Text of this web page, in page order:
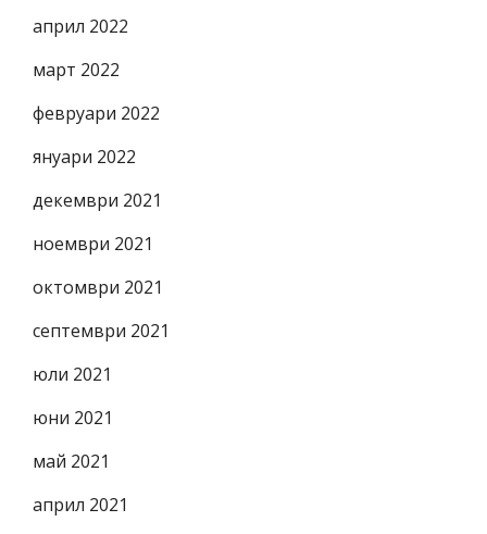
април 2022
март 2022
февруари 2022
януари 2022
декември 2021
ноември 2021
октомври 2021
септември 2021
юли 2021
юни 2021
май 2021
април 2021